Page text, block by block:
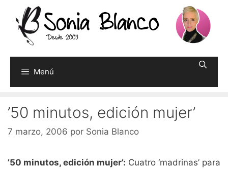
contenido
Menú
’50 minutos, edición mujer’
7 marzo, 2006 por Sonia Blanco
’50 minutos, edición mujer’: Cuatro ‘madrinas’ para